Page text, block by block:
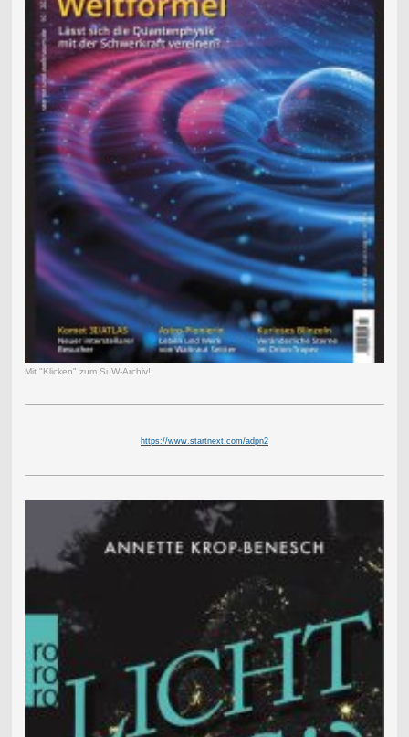
Mit "Klicken" zum SuW-Archiv!
https://www.startnext.com/adpn2